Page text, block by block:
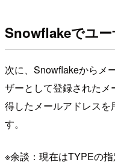
Snowflakeでユ
次に、Snowflakeからメ
ザーとして登録された
得したメールアドレスを
す。
※余談：現在はTYPEの指